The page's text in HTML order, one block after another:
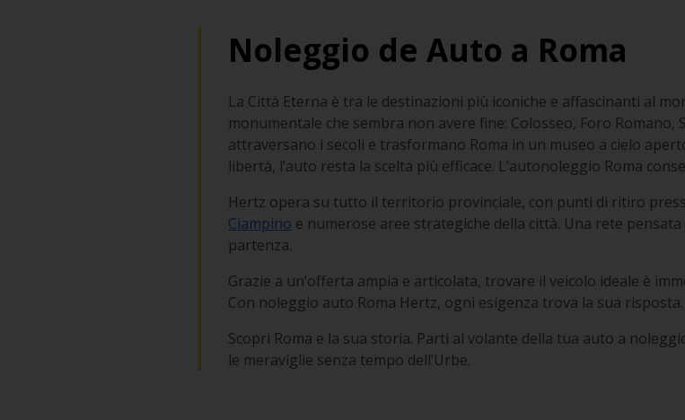
Noleggio de Auto a Roma
La Città Eterna è tra le destinazioni più iconiche e affascinanti al
monumentale che sembra non avere fine: Colosseo, Foro Romano,
attraversano i secoli e trasformano Roma in un museo a cielo
libertà, l’auto resta la scelta più efficace. L’autonoleggio Roma
Hertz opera su tutto il territorio provinciale, con punti di ritiro
Ciampino e numerose aree strategiche della città. Una rete
partenza.
Grazie a un’offerta ampia e articolata, trovare il veicolo ideale è
Con noleggio auto Roma Hertz, ogni esigenza trova la sua
Scopri Roma e la sua storia. Parti al volante della tua auto a
le meraviglie senza tempo dell’Urbe.